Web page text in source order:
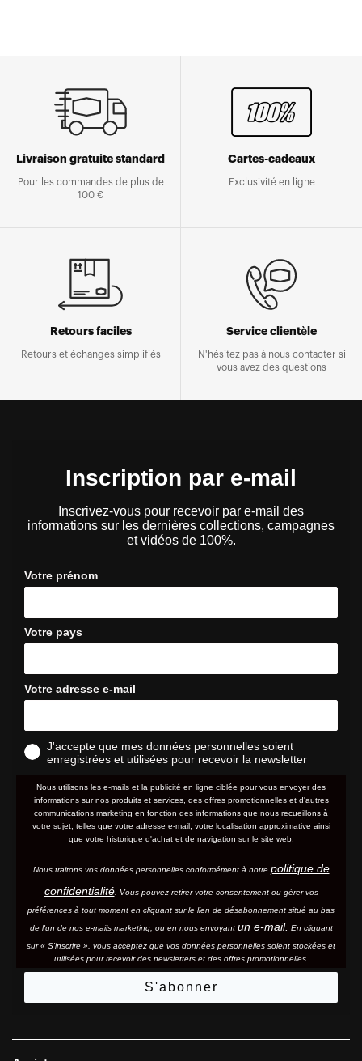
Livraison gratuite standard
Pour les commandes de plus de
100 €
Cartes-cadeaux
Exclusivité en ligne
Retours faciles
Retours et échanges simplifiés
Service clientèle
N'hésitez pas à nous contacter si
vous avez des questions
Inscription par e-mail
Inscrivez-vous pour recevoir par e-mail des
informations sur les dernières collections, campagnes
et vidéos de 100%.
Votre prénom
Votre pays
Votre adresse e-mail
J'accepte que mes données personnelles soient
enregistrées et utilisées pour recevoir la newsletter
Nous utilisons les e-mails et la publicité en ligne ciblée pour vous envoyer des
informations sur nos produits et services, des offres promotionnelles et d'autres
communications marketing en fonction des informations que nous recueillons à
votre sujet, telles que votre adresse e-mail, votre localisation approximative ainsi
que votre historique d'achat et de navigation sur le site web.
Nous traitons vos données personnelles conformément à notre politique de
confidentialité. Vous pouvez retirer votre consentement ou gérer vos
préférences à tout moment en cliquant sur le lien de désabonnement situé au bas
de l'un de nos e-mails marketing, ou en nous envoyant un e-mail. En cliquant
sur « S'inscrire », vous acceptez que vos données personnelles soient stockées et
utilisées pour recevoir des newsletters et des offres promotionnelles.
S'abonner